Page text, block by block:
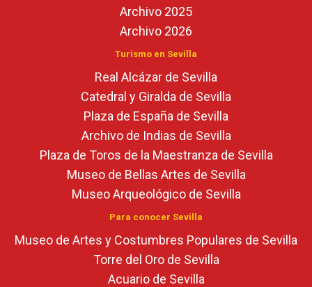
Archivo 2025
Archivo 2026
Turismo en Sevilla
Real Alcázar de Sevilla
Catedral y Giralda de Sevilla
Plaza de España de Sevilla
Archivo de Indias de Sevilla
Plaza de Toros de la Maestranza de Sevilla
Museo de Bellas Artes de Sevilla
Museo Arqueológico de Sevilla
Para conocer Sevilla
Museo de Artes y Costumbres Populares de Sevilla
Torre del Oro de Sevilla
Acuario de Sevilla